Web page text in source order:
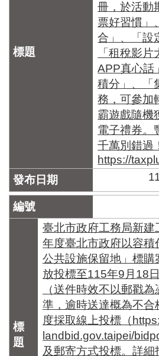
冊，於活動
票好習慣」
合」、「設
「租稅影
APP真心話
積分」、「
務，可參加
霸遊戲隨機
電子禮券。
千萬別錯過
https://
臺北市政府工務局新
年度臺北市政府以容積
公共設施保留地」標購
放投標至115年9月18
（送件時效不以郵戳
準，逾時送達概為不
度採取線上投標（
landbid.gov.taipei/
及郵寄方式投標。詳